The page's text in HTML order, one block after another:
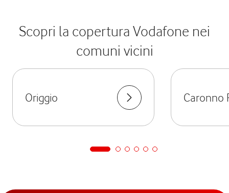
Scopri la copertura Vodafone nei
comuni vicini
Origgio Caronno